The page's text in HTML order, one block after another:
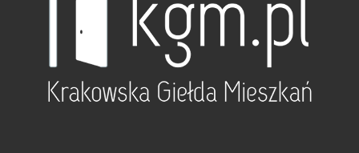
mieszkaniu zapewniono balkon, loggię lub taras.
Z myślą o wygodzie przyszłych mieszkańców na
paterze obiektu zapewniono wydzieloną wózkownię